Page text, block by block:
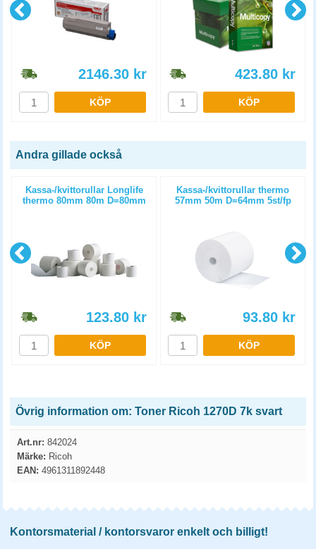
2146.30 kr
KÖP
423.80 kr
KÖP
Andra gillade också
Kassa-/kvittorullar Longlife
thermo 80mm 80m D=80mm
123.80 kr
KÖP
Kassa-/kvittorullar thermo
57mm 50m D=64mm 5st/fp
93.80 kr
KÖP
Övrig information om: Toner Ricoh 1270D 7k svart
Art.nr: 842024
Märke: Ricoh
EAN: 4961311892448
Kontorsmaterial / kontorsvaror enkelt och billigt!